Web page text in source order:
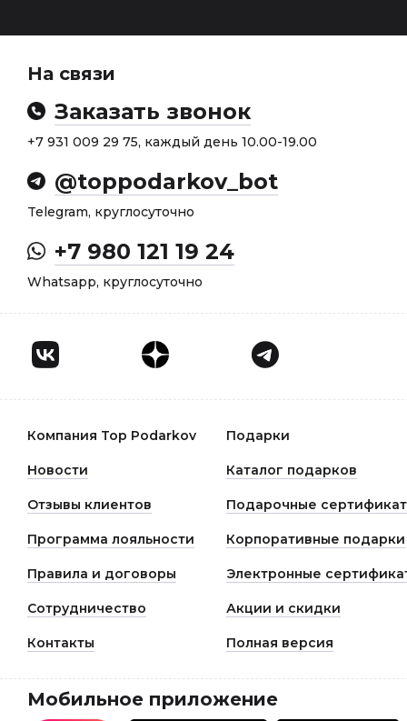
На связи
Заказать звонок
+7 931 009 29 75, каждый день 10.00-19.00
@toppodarkov_bot
Telegram, круглосуточно
+7 980 121 19 24
Whatsapp, круглосуточно
Компания Top Podarkov Подарки
Новости Каталог подарков
Отзывы клиентов Подарочные
Программа лояльности Корпоративные подарки
Правила и договоры Электронные
Сотрудничество Акции и скидки
Контакты Полная версия
Мобильное приложение